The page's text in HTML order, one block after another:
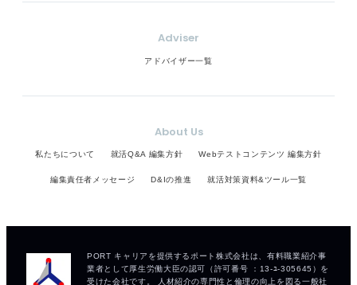
Adviser
アドバイザー一覧
About Us
私たちについて 就活Q&A 編集方針 Webテストコンテンツ 編集方針
編集責任者メッセージ D&Iの推進 就活対策資料&ツール一覧